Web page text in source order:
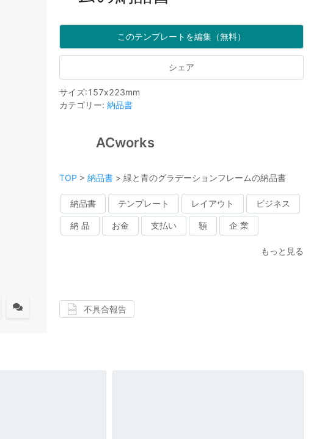
このテンプレートを編集（無料）
シェア
サイズ:157x223mm
カテゴリー: 納品書
ACworks
TOP > 納品書 > 緑と青のグラデーションフレームの納品書
納品書 テンプレート レイアウト ビジネス
納 品 お金 支払い 額 企 業
もっと見る
不具合報告